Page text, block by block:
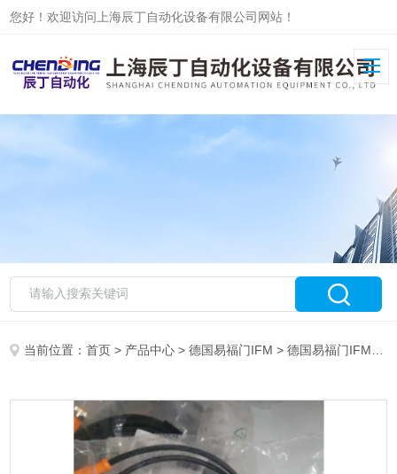
您好！欢迎访问上海辰丁自动化设备有限公司网站！
当前位置：首页 > 产品中心 >德国易福门IFM >德国易福门IFM现货系列